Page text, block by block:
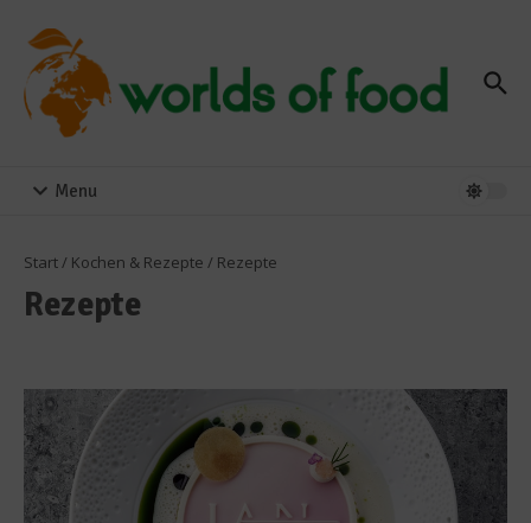
Menu
Start/ Kochen & Rezepte / Rezepte
Rezepte